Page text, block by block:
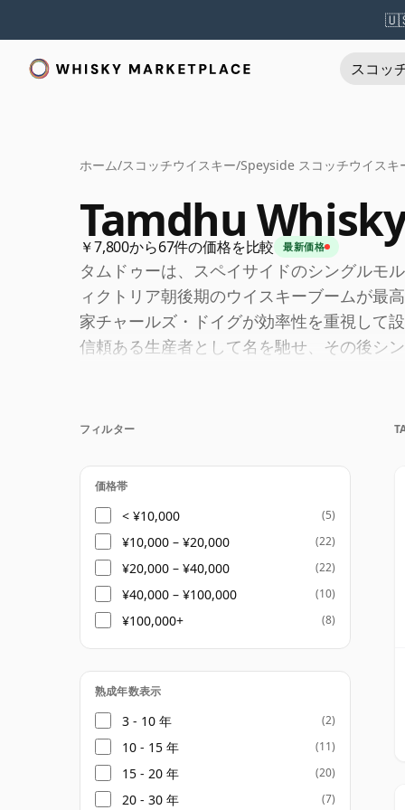
スコッ
ホーム/スコッチウイスキー/Speyside スコッチウイスキ
Tamdhu
￥7,800から67件の価格を比較 最新価格
タムドゥーは、スペイサイドのシングルモ
ィクトリア朝後期のウイスキーブームが最
家チャールズ・ドイグが効率性を重視して
信頼ある生産者として名を馳せ、その後シ
タムドゥーを買収し、2013年に生産を再開
スクでの熟成と深く結びついたブランドと
年、15年、18年といった熟成年数表示の
長期熟成の限定エディションも揃っています
タムドゥーのスタイルは、リッチで洗練
ンジピール、バニラ、ベーキングスパイ
感じられます。ヨーロピアンオークとア
ェリー樽を使用することで、ウイスキー
す。一方、スペイサイドらしい基盤となる
たプロファイルを保っています。
シェリー樽熟成のスペイサイドウイスキー
明快で自信に満ちた一本です。伝統的なス
大で構造的、そして現代的な復活によって
フィルター
価格帯
< ¥10,000 (5)
¥10,000 – ¥20,000 (22)
¥20,000 – ¥40,000 (22)
¥40,000 – ¥100,000 (10)
¥100,000+ (8)
熟成年数表示
3 - 10 年 (2)
10 - 15 年 (11)
15 - 20 年 (20)
20 - 30 年 (7)